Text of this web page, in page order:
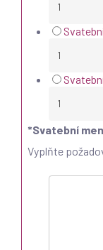
*Svatební
Vyplňte